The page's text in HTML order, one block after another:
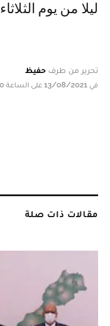
ليلا من يوم الثلاثاء 7 شتنبر 2021.
تحرير من طرف حفيظ
في 13/08/2021 على الساعة 15:30
مقالات ذات صلة